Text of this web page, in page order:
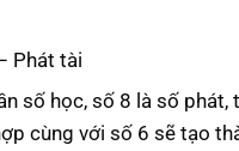
Phát tài
số học, số 8 là số
cùng với số 6 sẽ tạo